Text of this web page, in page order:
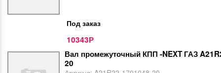
Под заказ
10343Р
Вал промежуточный КПП -NEXT ГАЗ
20